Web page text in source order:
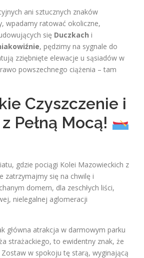
ani sztucznych znaków
wpadamy ratować okoliczne,
się Duczkach i
, pędzimy na sygnale do
zziębnięte elewacje u sąsiadów w
powszechnego ciążenia – tam
Czyszczenie i
Pełną Mocą!
gdzie pociągi Kolei Mazowieckich z
zatrzymajmy się na chwilę i
domem, dla zeschłych liści,
nielegalnej aglomeracji
główna atrakcja w darmowym parku
strażackiego, to ewidentny znak, że
w spokoju tę starą, wyginającą